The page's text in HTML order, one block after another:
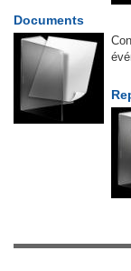
Documents